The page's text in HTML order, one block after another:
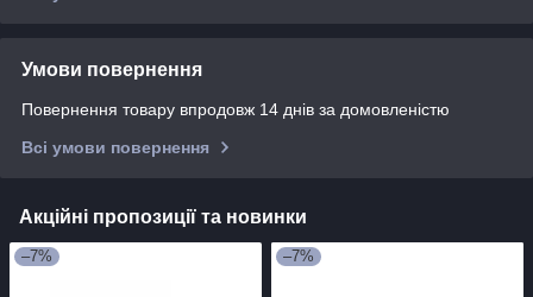
Умови повернення
Повернення товару впродовж 14 днів за домовленістю
Всі умови повернення
Акційні пропозиції та новинки
–7% –7%